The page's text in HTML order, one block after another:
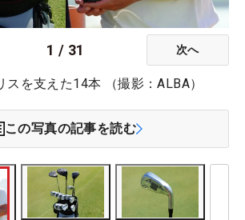
1 / 31 次へ
を支えた14本 （撮影：ALBA）
この写真の記事を読む